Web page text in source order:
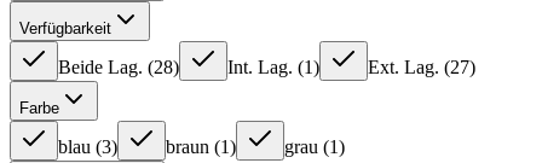
Verfügbarkeit
Beide Lag. (28) Int. Lag. (1) Ext. Lag. (27)
Farbe
blau (3) braun (1) grau (1)